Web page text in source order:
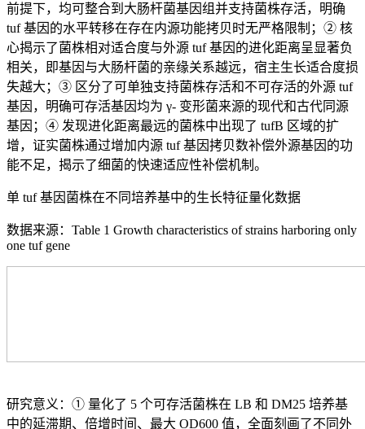
前提下，均可整合到大肠杆菌基因组并支持菌株存活，明确
tuf 基因的水平转移在存在内源功能拷贝时无严格限制；② 核
心揭示了菌株相对适合度与外源 tuf 基因的进化距离呈显著负
相关，即基因与大肠杆菌的亲缘关系越远，宿主生长适合度损
失越大；③ 区分了可单独支持菌株存活和不可存活的外源 tuf
基因，明确可存活基因均为 γ- 变形菌来源的现代和古代同源
基因；④ 发现进化距离最远的菌株中出现了 tufB 区域的扩
增，证实菌株通过增加内源 tuf 基因拷贝数补偿外源基因的功
能不足，揭示了细菌的快速适应性补偿机制。
单 tuf 基因菌株在不同培养基中的生长特征量化数据
数据来源：Table 1 Growth characteristics of strains harboring only
one tuf gene
研究意义：① 量化了 5 个可存活菌株在 LB 和 DM25 培养基
中的延滞期、倍增时间、最大 OD600 值，全面刻画了不同外